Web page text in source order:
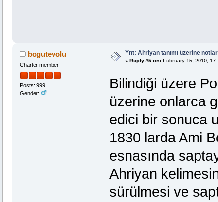
bogutevolu
Charter member
Posts: 999
Gender:
Ynt: Ahriyan tanımı üzerine notlar
« Reply #5 on: February 15, 2010,
Bilindiği üzere
üzerine onlarca
edici bir sonuca
1830 larda Ami
esnasında
Ahriyan
sürülmesi ve